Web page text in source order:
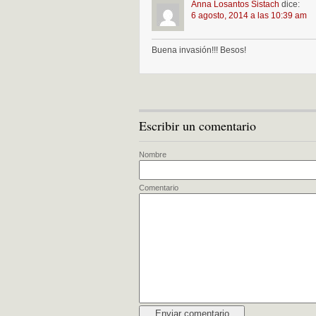
Anna Losantos Sistach dice:
6 agosto, 2014 a las 10:39 am
Buena invasión!!! Besos!
Escribir un comentario
Nombre
Comentario